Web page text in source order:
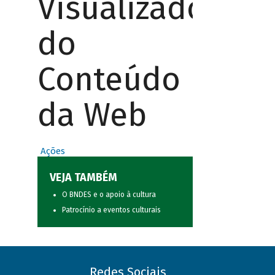
Visualizador
do
Conteúdo
da Web
Ações
VEJA TAMBÉM
O BNDES e o apoio à cultura
Patrocínio a eventos culturais
Redes Sociais